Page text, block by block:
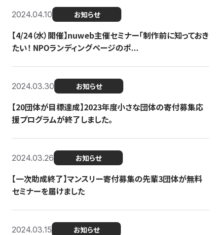
2024.04.10 お知らせ
【4/24（水）開催】nuweb主催セミナー「制作前に知っておき
たい！ NPOランディングページのポ...
2024.03.30 お知らせ
【20団体が目標達成】2023年度小さな団体の寄付募集応
援プログラムが終了しました。
2024.03.26 お知らせ
【一次助成終了】マンスリー寄付募集の先輩3団体が無料
セミナーを届けました
2024.03.15 お知らせ